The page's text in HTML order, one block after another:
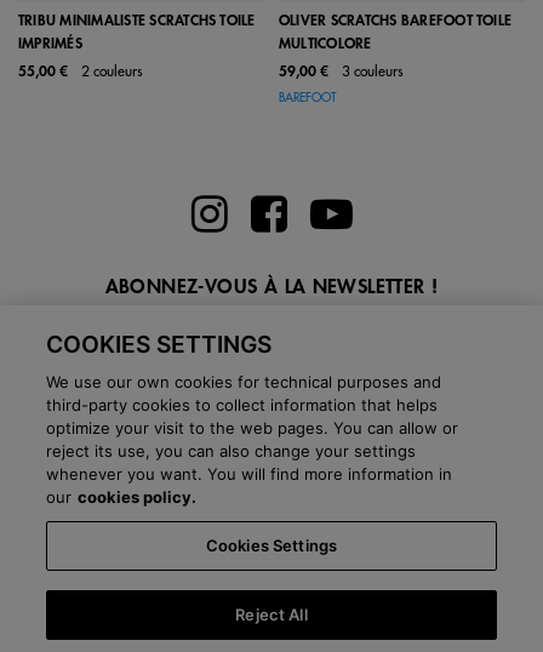
TRIBU MINIMALISTE SCRATCHS TOILE
IMPRIMÉS
55,00 €
2 couleurs
OLIVER SCRATCHS BAREFOOT TOILE
MULTICOLORE
59,00 €
3 couleurs
BAREFOOT
ABONNEZ-VOUS À LA NEWSLETTER !
BLOG
Friday- About Victoria
COOKIES SETTINGS
We use our own cookies for technical purposes and
third-party cookies to collect information that helps
optimize your visit to the web pages. You can allow or
reject its use, you can also change your settings
whenever you want. You will find more information in
our cookies policy.
Cookies Settings
Reject All